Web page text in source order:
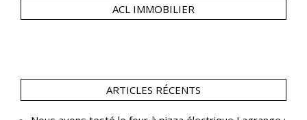
ACL IMMOBILIER
ARTICLES RÉCENTS